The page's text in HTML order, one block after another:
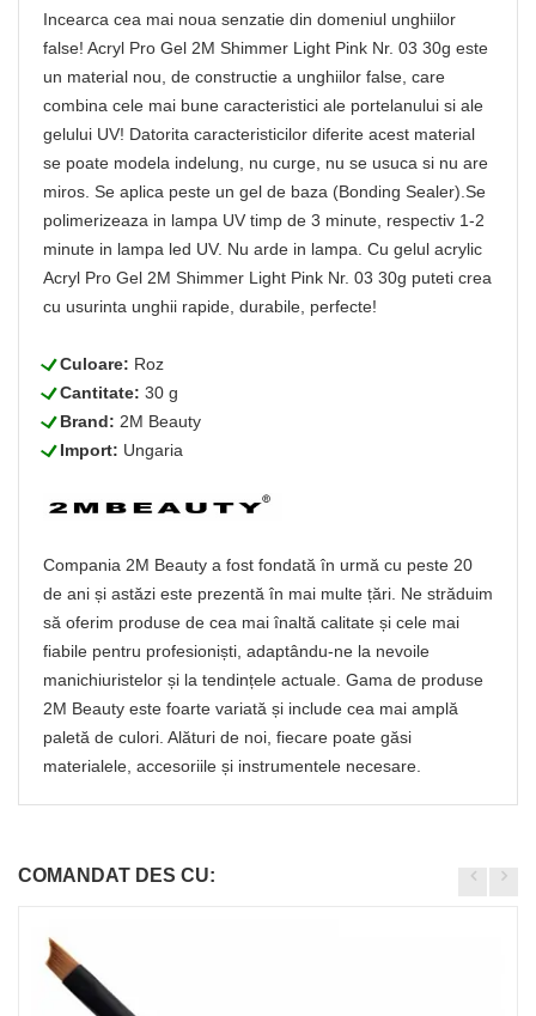
Incearca cea mai noua senzatie din domeniul unghiilor
false! Acryl Pro Gel 2M Shimmer Light Pink Nr. 03 30g este
un material nou, de constructie a unghiilor false, care
combina cele mai bune caracteristici ale portelanului si ale
gelului UV! Datorita caracteristicilor diferite acest material
se poate modela indelung, nu curge, nu se usuca si nu are
miros. Se aplica peste un gel de baza (Bonding Sealer).Se
polimerizeaza in lampa UV timp de 3 minute, respectiv 1-2
minute in lampa led UV. Nu arde in lampa. Cu gelul acrylic
Acryl Pro Gel 2M Shimmer Light Pink Nr. 03 30g puteti crea
cu usurinta unghii rapide, durabile, perfecte!
LCuloare: Roz
LCantitate: 30 g
LBrand: 2M Beauty
LImport: Ungaria
Compania 2M Beauty a fost fondată în urmă cu peste 20
de ani și astăzi este prezentă în mai multe țări. Ne străduim
să oferim produse de cea mai înaltă calitate și cele mai
fiabile pentru profesioniști, adaptându-ne la nevoile
manichiuristelor și la tendințele actuale. Gama de produse
2M Beauty este foarte variată și include cea mai amplă
paletă de culori. Alături de noi, fiecare poate găsi
materialele, accesoriile și instrumentele necesare.
COMANDAT DES CU: